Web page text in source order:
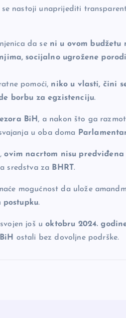
se nastoji unaprijediti
da se ni u ovom budžetu
socijalno ugrožene
pomoći, niko u vlasti, čini
borbu za egzistenciju.
BiH , a nakon što ga
u oba doma
ovim nacrtom nisu
sredstva za BHRT.
mogućnost da ulože
postupku.
još uoktobru 2024.
ostali bez dovoljne podrške.